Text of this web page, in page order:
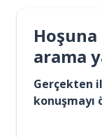
arama
Gerçekten
konuşmayı